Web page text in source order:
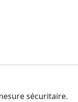
sécuritaire.